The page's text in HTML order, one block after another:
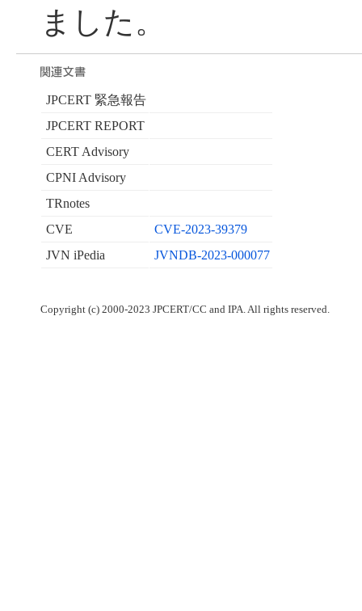
ました。
JPCERT 緊急報告
JPCERT REPORT
CERT Advisory
CPNI Advisory
TRnotes
CVE
CVE-2023-39379
JVN iPedia
JVNDB-2023-000077
Copyright (c) 2000-2023 JPCERT/CC and IPA. All rights reserved.